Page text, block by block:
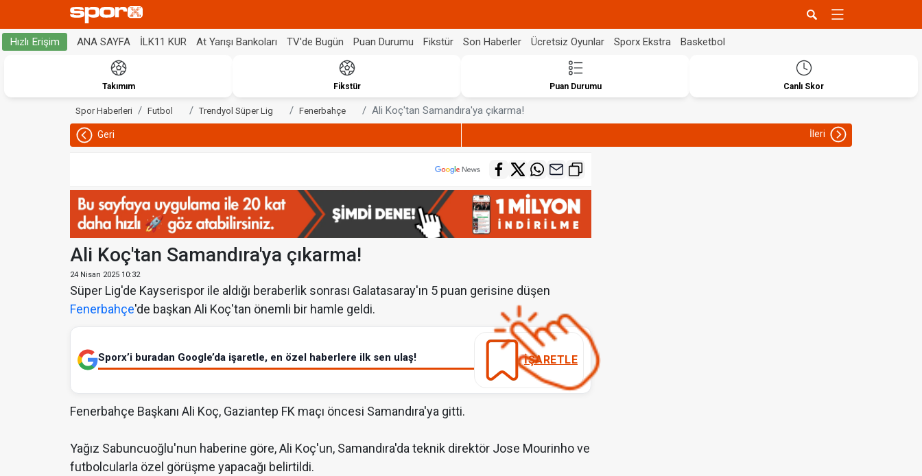
Hızlı Erişim ANA SAYFA İLK11 KUR At Yarışı Bankoları TV'de Bugün Puan Durumu Fikstür Son Haberler Ücretsiz Oyunlar Sporx Ekstra Basketbol
Takımım Fikstür Puan Durumu Canlı Skor
Spor Haberleri Futbol Trendyol Süper Lig Fenerbahçe Ali Koç'tan Samandıra'ya çıkarma!
Geri İleri
Ali Koç'tan Samandıra'ya çıkarma!
24 Nisan 2025 10:32
Süper Lig'de Kayserispor ile aldığı beraberlik sonrası Galatasaray'ın 5 puan gerisine düşen
Fenerbahçe'de başkan Ali Koç'tan önemli bir hamle geldi.
Sporx’i buradan Google’da işaretle, en özel haberlere ilk sen ulaş! İŞARETLE
Fenerbahçe Başkanı Ali Koç, Gaziantep FK maçı öncesi Samandıra'ya gitti.
Yağız Sabuncuoğlu'nun haberine göre, Ali Koç'un, Samandıra'da teknik direktör Jose Mourinho ve
futbolcularla özel görüşme yapacağı belirtildi.